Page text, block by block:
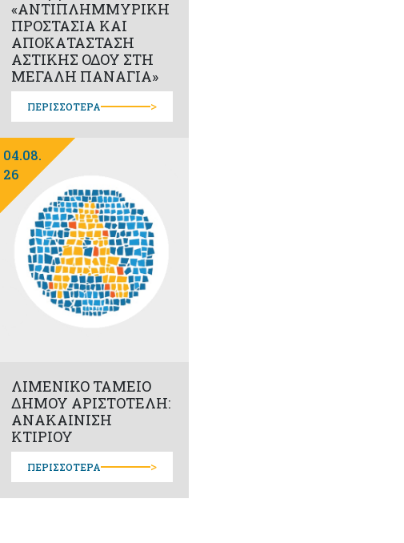
«ΑΝΤΙΠΛΗΜΜΥΡΙΚΗ
ΠΡΟΣΤΑΣΙΑ ΚΑΙ
ΑΠΟΚΑΤΑΣΤΑΣΗ
ΑΣΤΙΚΗΣ ΟΔΟΥ ΣΤΗ
ΜΕΓΑΛΗ ΠΑΝΑΓΙΑ»
ΠΕΡΙΣΣΟΤΕΡΑ >
04.08.
26
ΛΙΜΕΝΙΚΟ ΤΑΜΕΙΟ
ΔΗΜΟΥ ΑΡΙΣΤΟΤΕΛΗ:
ΑΝΑΚΑΙΝΙΣΗ
ΚΤΙΡΙΟΥ
ΠΕΡΙΣΣΟΤΕΡΑ >